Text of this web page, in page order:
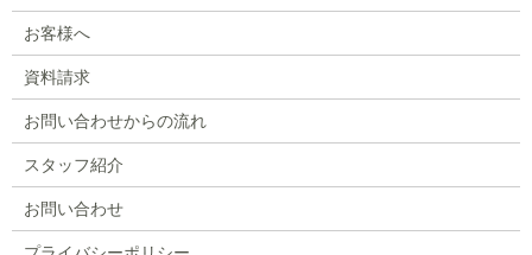
お客様へ
資料請求
お問い合わせからの流れ
スタッフ紹介
お問い合わせ